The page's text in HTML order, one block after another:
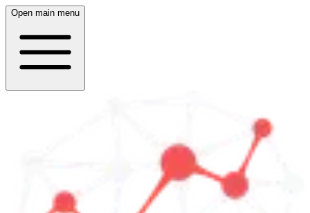
Open main menu